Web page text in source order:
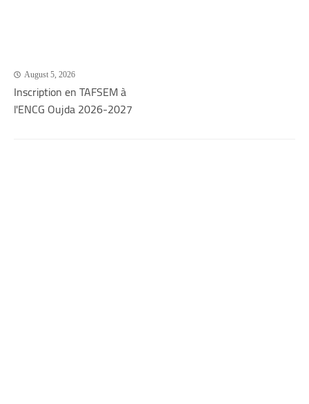
August 5, 2026
Inscription en TAFSEM à
l'ENCG Oujda 2026-2027